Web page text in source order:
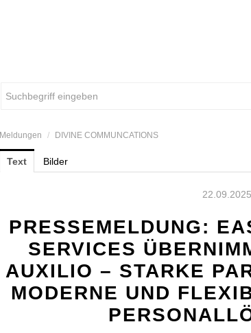
Meldungen / DIVINE COMMUNCATIONS
Text Bilder
22.09.2025
PRESSEMELDUNG:
SERVICES
AUXILIO – STARKE
MODERNE UND